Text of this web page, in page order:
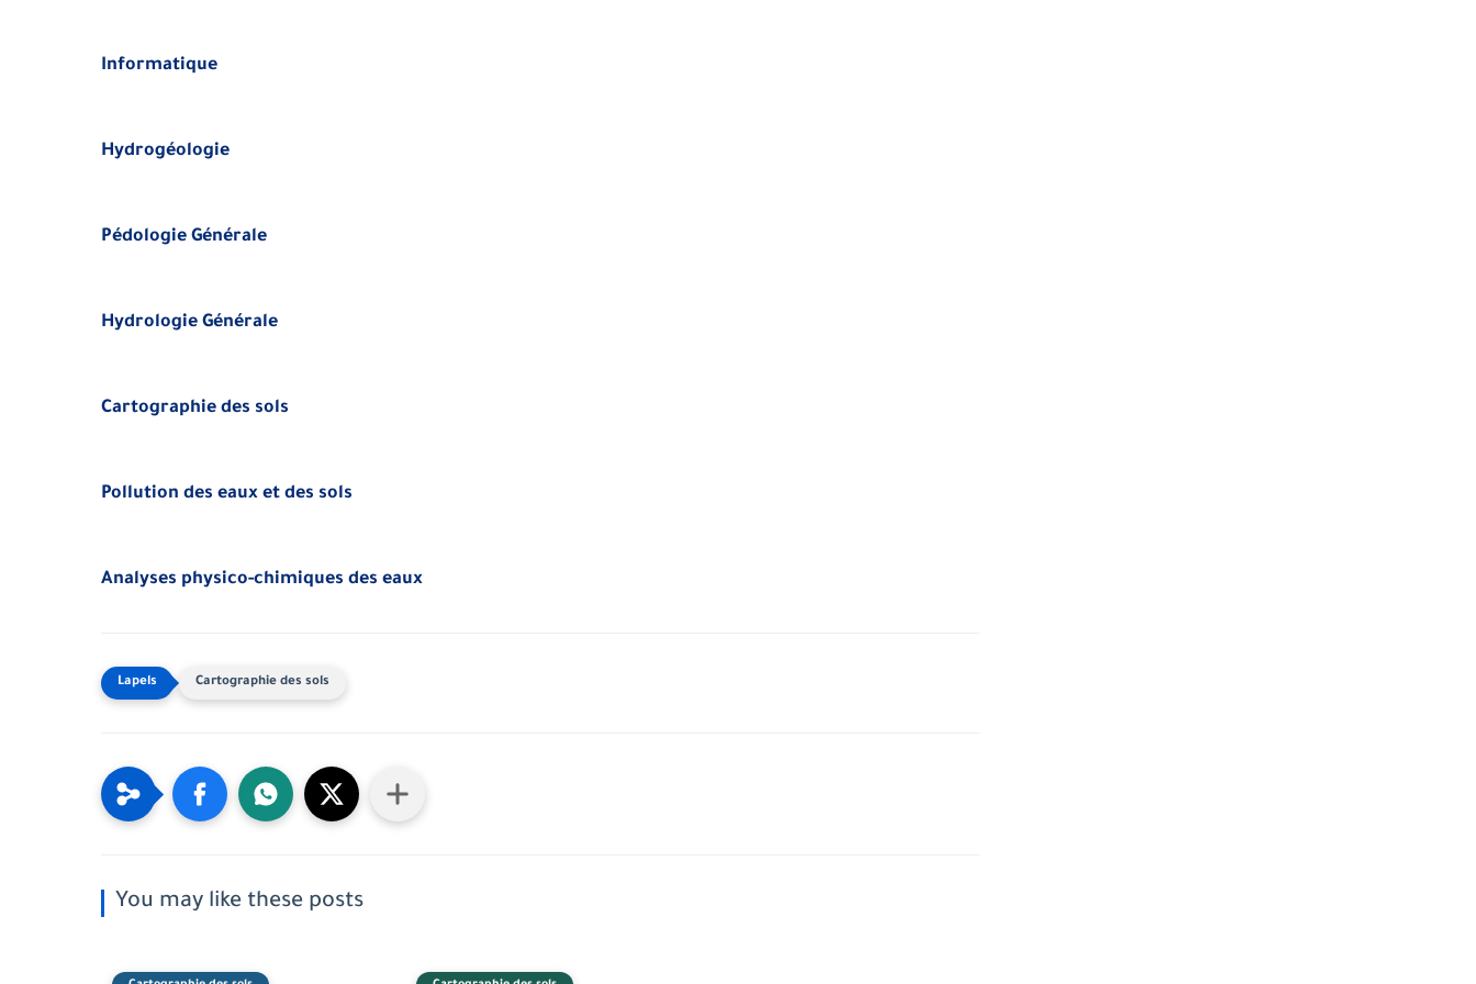
Informatique
Hydrogéologie
Pédologie Générale
Hydrologie Générale
Cartographie des sols
Pollution des eaux et des sols
Analyses physico-chimiques des eaux
Cartographie des sols
You may like these posts